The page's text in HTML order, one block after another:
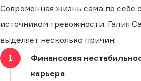
Современная жизнь сама по себе
источником тревожности. Галия
выделяет несколько причин:
1
Финансовая
карьера